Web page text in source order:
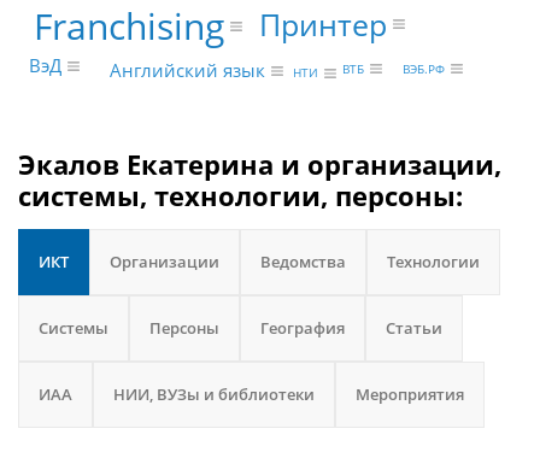
Franchising Принтер
ВэД Английский язык НТИ ВТБ ВЭБ.РФ
Экалов Екатерина и организации,
системы, технологии, персоны:
ИКТ Организации Ведомства Технологии
Системы Персоны География Статьи
ИАА НИИ, ВУЗы и библиотеки Мероприятия